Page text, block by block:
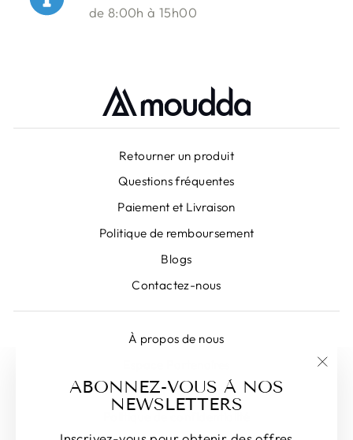
ABONNEZ-VOUS À NOS
NEWSLETTERS
de 8:00h à 15h00
Retourner un produit
Questions fréquentes
Paiement et Livraison
Politique de remboursement
Blogs
Contactez-nous
À propos de nous
Devenir Partenaire